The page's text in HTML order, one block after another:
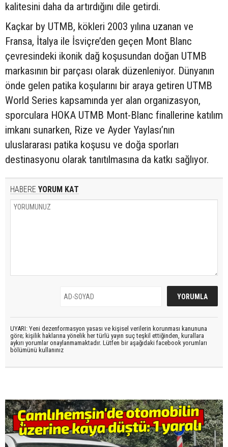
kalitesini daha da artırdığını dile getirdi.
Kaçkar by UTMB, kökleri 2003 yılına uzanan ve
Fransa, İtalya ile İsviçre’den geçen Mont Blanc
çevresindeki ikonik dağ koşusundan doğan UTMB
markasının bir parçası olarak düzenleniyor. Dünyanın
önde gelen patika koşularını bir araya getiren UTMB
World Series kapsamında yer alan organizasyon,
sporculara HOKA UTMB Mont-Blanc finallerine katılım
imkanı sunarken, Rize ve Ayder Yaylası’nın
uluslararası patika koşusu ve doğa sporları
destinasyonu olarak tanıtılmasına da katkı sağlıyor.
HABERE YORUM KAT
UYARI: Yeni dezenformasyon yasası ve kişisel verilerin korunması kanununa
göre; kişilik haklarına yönelik her türlü yayın suç teşkil ettiğinden, kurallara
aykırı yorumlar onaylanmamaktadır. Lütfen bir aşağıdaki facebook yorumları
bölümünü kullanınız